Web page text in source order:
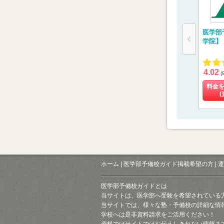
医学
学院】
4.02
料金
(
ホーム 医学部予備校ガイド掲載希望の方
医学部予備校ガイドとは
当サイトは、医学部へ受験を希望されてい
当サイトでは、様々な塾・予備校の詳細な
学校へは是非資料請求をご活用ください！